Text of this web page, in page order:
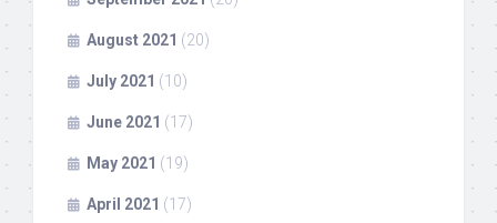
August 2021 (20)
July 2021 (10)
June 2021 (17)
May 2021 (19)
April 2021 (17)